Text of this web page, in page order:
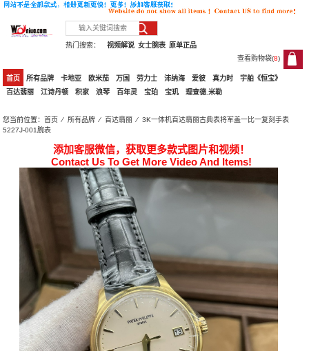
热门搜索： 原单正品
女士腕表
视频解说
查看购物袋(8)
8
首页 所有品牌 卡地亚 欧米茄 万国 劳力士 沛纳海 爱彼 真力时
宇舶《恒宝》
百达翡丽
江诗丹顿 积家 浪琴 百年灵 宝珀 宝玑 理查德.米勒
您当前位置：首页 ⁄所有品牌 ⁄ 百达翡丽 ⁄ 3K一体机百达翡丽古典表将军盖一比一复刻手表
5227J-001腕表
添加客服微信，获取更多款式图片和视频！
Contact Us To Get More Video And Items!